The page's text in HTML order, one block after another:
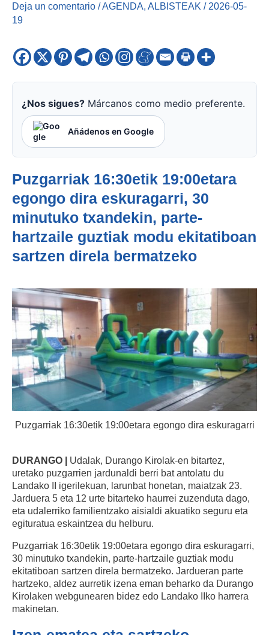
Deja un comentario /AGENDA, ALBISTEAK / 2026-05-
19
¿Nos sigues? Márcanos como medio preferente.
Añádenos en Google
Puzgarriak 16:30etik 19:00etara
egongo dira eskuragarri, 30
minutuko txandekin, parte-
hartzaile guztiak modu ekitatiboan
sartzen direla bermatzeko
Puzgarriak 16:30etik 19:00etara egongo dira eskuragarri
DURANGO | Udalak, Durango Kirolak-en bitartez,
uretako puzgarrien jardunaldi berri bat antolatu du
Landako II igerilekuan, larunbat honetan, maiatzak 23.
Jarduera 5 eta 12 urte bitarteko haurrei zuzenduta dago,
eta udalerriko familientzako aisialdi akuatiko seguru eta
egituratua eskaintzea du helburu.
Puzgarriak 16:30etik 19:00etara egongo dira eskuragarri,
30 minutuko txandekin, parte-hartzaile guztiak modu
ekitatiboan sartzen direla bermatzeko. Jardueran parte
hartzeko, aldez aurretik izena eman beharko da Durango
Kirolaken webgunearen bidez edo Landako IIko harrera
makinetan.